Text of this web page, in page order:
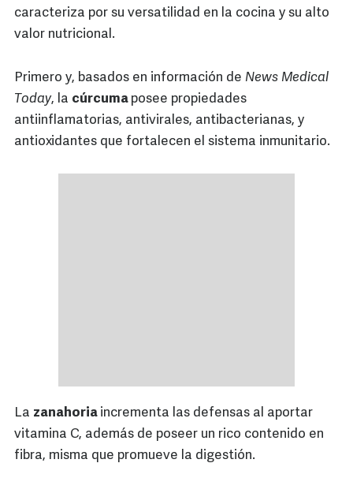
caracteriza por su versatilidad en la cocina y su alto
valor nutricional.
Primero y, basados en información de News Medical
Today, la cúrcuma posee propiedades
antiinflamatorias, antivirales, antibacterianas, y
antioxidantes que fortalecen el sistema inmunitario.
La zanahoria incrementa las defensas al aportar
vitamina C, además de poseer un rico contenido en
fibra, misma que promueve la digestión.